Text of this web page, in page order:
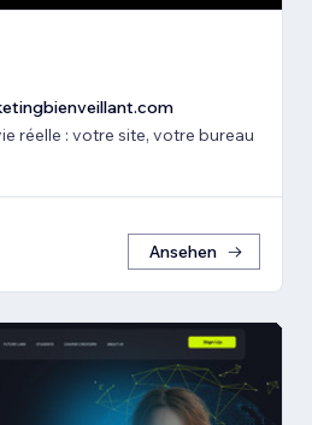
réelle : votre site, votre bureau
Ansehen